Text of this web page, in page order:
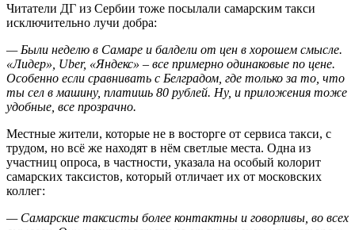
Читатели ДГ из Сербии тоже посылали самарским такси
исключительно лучи добра:
— Были неделю в Самаре и балдели от цен в хорошем смысле.
«Лидер», Uber, «Яндекс» – все примерно одинаковые по цене.
Особенно если сравнивать с Белградом, где только за то, что
ты сел в машину, платишь 80 рублей. Ну, и приложения тоже
удобные, все прозрачно.
Местные жители, которые не в восторге от сервиса такси, с
трудом, но всё же находят в нём светлые места. Одна из
участниц опроса, в частности, указала на особый колорит
самарских таксистов, который отличает их от московских
коллег:
— Самарские таксисты более контактны и говорливы, во всех